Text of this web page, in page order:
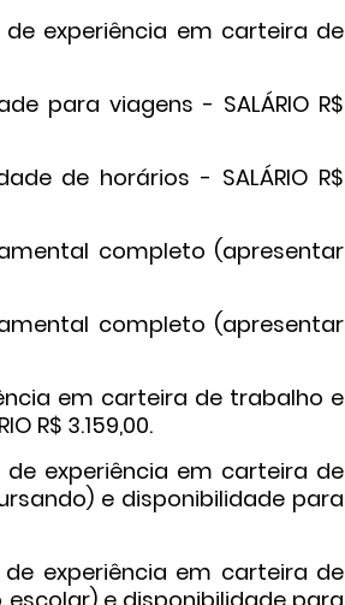
experiência em carteira de
para viagens - SALÁRIO R$
de horários - SALÁRIO R$
completo (apresentar
completo (apresentar
em carteira de trabalho e
R$ 3.159,00.
experiência em carteira de
e disponibilidade para
experiência em carteira de